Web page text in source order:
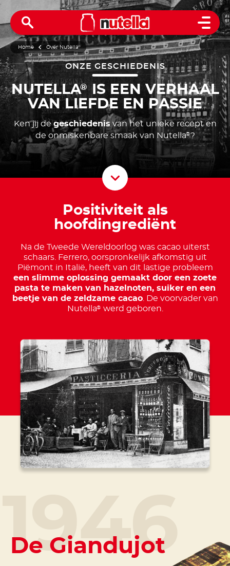
Open
Home Over Nutella®
ONZE GESCHIEDENIS
NUTELLA®IS EEN VERHAAL
VAN LIEFDE EN PASSIE
Ken jij degeschiedenis van het unieke recept en
de onmiskenbare smaak van Nutella®?
Scroll
Positiviteit als
hoofdingrediënt
Na de Tweede Wereldoorlog was cacao uiterst
schaars. Ferrero, oorspronkelijk afkomstig uit
Piëmont in Italië, heeft van dit lastige probleem
een slimme oplossing gemaakt door een zoete
pasta te maken van hazelnoten, suiker en een
beetje van de zeldzame cacao. De voorvader van
Nutella® werd geboren.
1946
De Giandujot